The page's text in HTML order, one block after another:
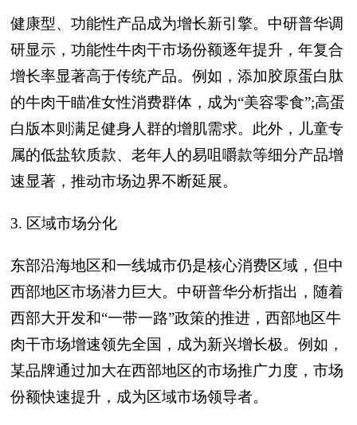
健康型、功能性产品成为增长新引擎。中研普华调
研显示，功能性牛肉干市场份额逐年提升，年复合
增长率显著高于传统产品。例如，添加胶原蛋白肽
的牛肉干瞄准女性消费群体，成为“美容零食”;高蛋
白版本则满足健身人群的增肌需求。此外，儿童专
属的低盐软质款、老年人的易咀嚼款等细分产品增
速显著，推动市场边界不断延展。
3. 区域市场分化
东部沿海地区和一线城市仍是核心消费区域，但中
西部地区市场潜力巨大。中研普华分析指出，随着
西部大开发和“一带一路”政策的推进，西部地区牛
肉干市场增速领先全国，成为新兴增长极。例如，
某品牌通过加大在西部地区的市场推广力度，市场
份额快速提升，成为区域市场领导者。